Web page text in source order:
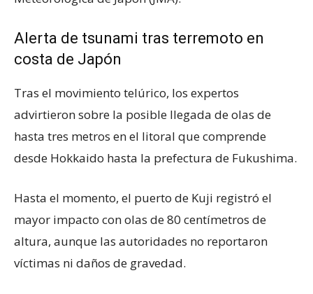
Alerta de tsunami tras terremoto en
costa de Japón
Tras el movimiento telúrico, los expertos
advirtieron sobre la posible llegada de olas de
hasta tres metros en el litoral que comprende
desde Hokkaido hasta la prefectura de Fukushima.
Hasta el momento, el puerto de Kuji registró el
mayor impacto con olas de 80 centímetros de
altura, aunque las autoridades no reportaron
víctimas ni daños de gravedad.